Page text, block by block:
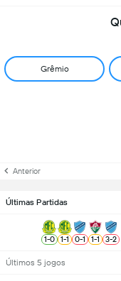
Grêmio
Anterior
Últimas Partidas
1-0 1-1 0-1 1-1 3-2
Últimos 5 jogos